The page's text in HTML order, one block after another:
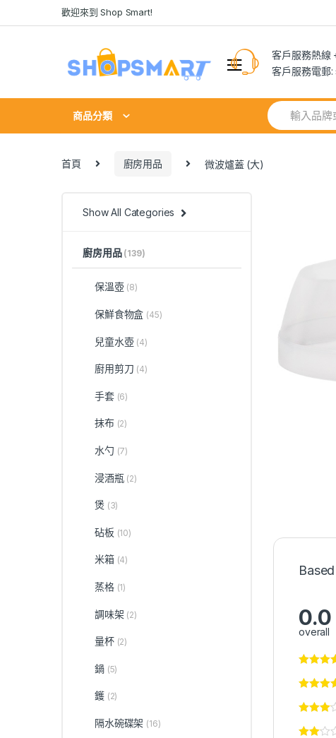
to
to
歡迎來到 Shop Smart!
客戶服務熱
客戶服務電郵
商品分類
Search
for:
首頁 廚房用品 微波爐蓋 (大)
0.0
overall
Show All Categories
廚房用品 (139)
保溫壺 (8)
保鮮食物盒 (45)
兒童水壺 (4)
廚用剪刀 (4)
手套 (6)
抹布 (2)
水勺 (7)
浸酒瓶 (2)
煲 (3)
砧板 (10)
米箱 (4)
蒸格 (1)
調味架 (2)
量杯 (2)
鍋 (5)
鑊 (2)
隔水碗碟架 (16)